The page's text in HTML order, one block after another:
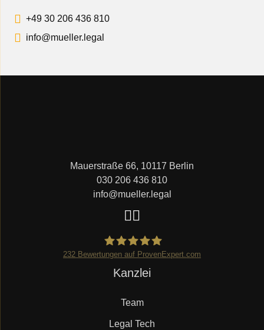
+49 30 206 436 810
info@mueller.legal
Mauerstraße 66, 10117 Berlin
030 206 436 810
info@mueller.legal
Mueller.legal
232 Bewertungen auf ProvenExpert.com
Kanzlei
Team
Legal Tech